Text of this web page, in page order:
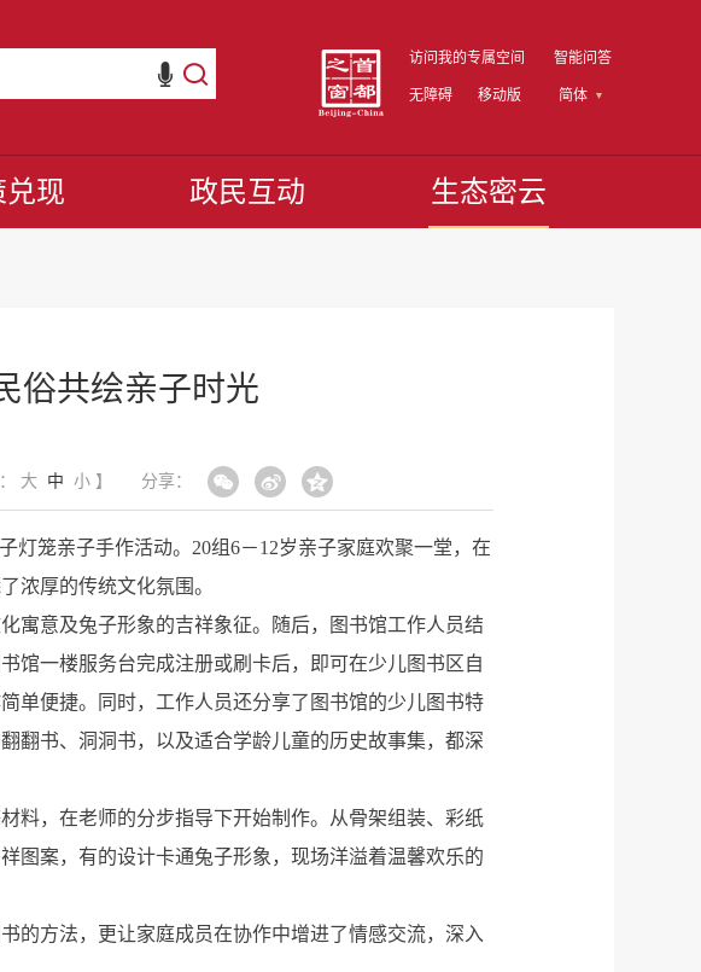
访问我的专属空间 智能问答
无障碍 移动版 简体
兑现 政民互动 生态密云
俗共绘亲子时光
大 中 小】 分享：
笼亲子手作活动。20组6－12岁亲子家庭欢聚一堂，在
浓厚的传统文化氛围。
寓意及兔子形象的吉祥象征。随后，图书馆工作人员结
馆一楼服务台完成注册或刷卡后，即可在少儿图书区自
单便捷。同时，工作人员还分享了图书馆的少儿图书特
翻书、洞洞书，以及适合学龄儿童的历史故事集，都深
料，在老师的分步指导下开始制作。从骨架组装、彩纸
图案，有的设计卡通兔子形象，现场洋溢着温馨欢乐的
的方法，更让家庭成员在协作中增进了情感交流，深入